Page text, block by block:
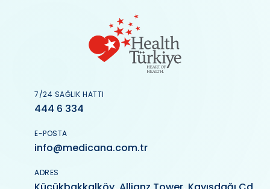
7/24 SAĞLIK HATTI
444 6 334
E-POSTA
info@medicana.com.tr
ADRES